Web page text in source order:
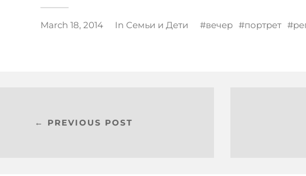
March 18, 2014 In Семьи и Дети вечер портрет
← PREVIOUS POST